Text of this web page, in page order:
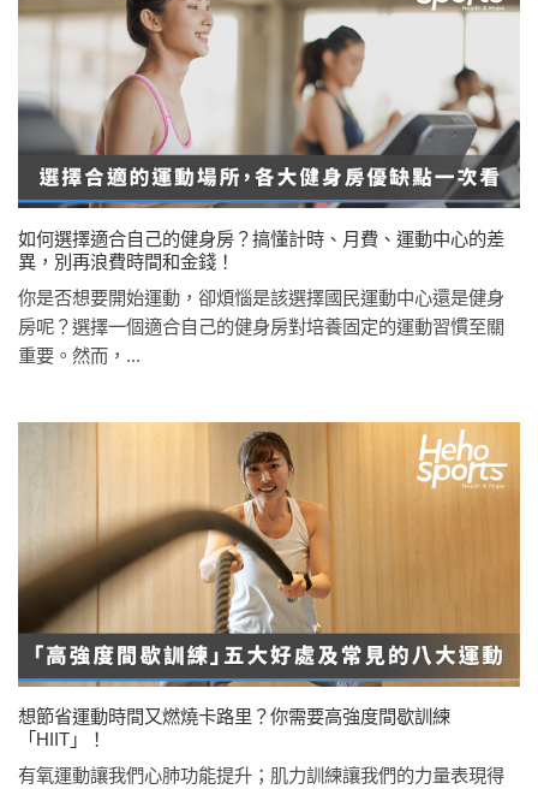
如何選擇適合自己的健身房？搞懂計時、月費、運動中心的差
異，別再浪費時間和金錢！
你是否想要開始運動，卻煩惱是該選擇國民運動中心還是健身
房呢？選擇一個適合自己的健身房對培養固定的運動習慣至關
重要。然而，...
想節省運動時間又燃燒卡路里？你需要高強度間歇訓練
「HIIT」！
有氧運動讓我們心肺功能提升；肌力訓練讓我們的力量表現得